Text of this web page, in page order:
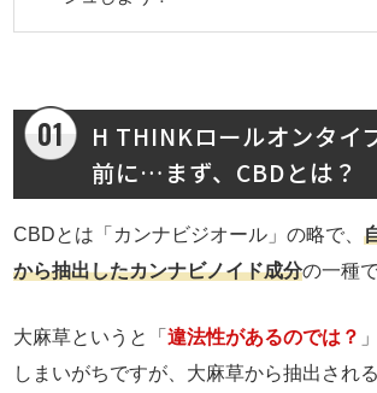
H THINKロールオンタイ
前に…まず、CBDとは？
CBDとは「カンナビジオール」の略で、
から抽出したカンナビノイド成分の一種で
大麻草というと「違法性があるのでは？
しまいがちですが、大麻草から抽出され